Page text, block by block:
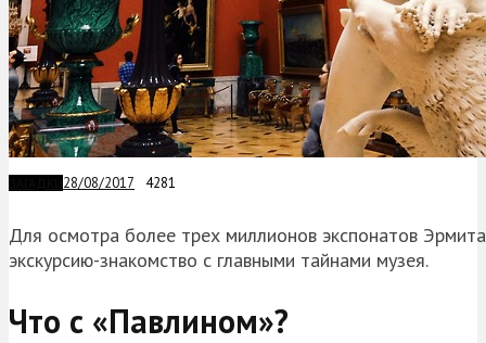
28/08/2017 4281
Для осмотра более трех миллионов экспонатов
экскурсию-знакомство с главными тайнами музея.
Что с «Павлином»?